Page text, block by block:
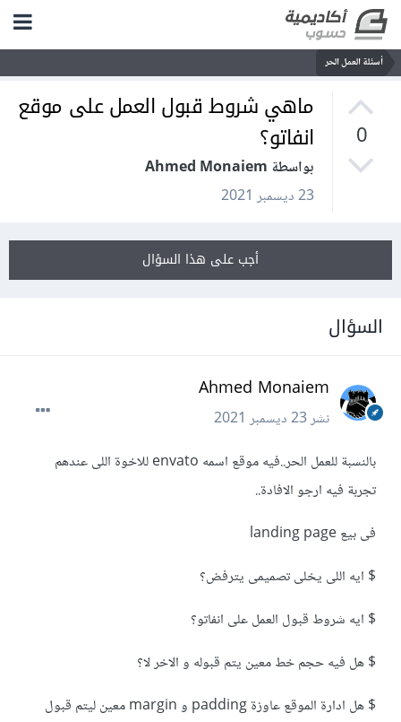
أسئلة العمل الحر
0
ماهي شروط قبول العمل على موقع
انفاتو؟
بواسطة Ahmed Monaiem
23 ديسمبر 2021
أجب على هذا السؤال
السؤال
Ahmed Monaiem
نشر23 ديسمبر 2021
بالنسبة للعمل الحر..فيه موقع اسمه envato للاخوة اللى عندهم
تجربة فيه ارجو الافادة..
فى بيع landing page
$ ايه اللى يخلى تصميمى يترفض؟
$ ايه شروط قبول العمل على انفاتو؟
$ هل فيه حجم خط معين يتم قبوله و الاخر لا؟
$ هل ادارة الموقع عاوزة padding و margin معين ليتم قبول